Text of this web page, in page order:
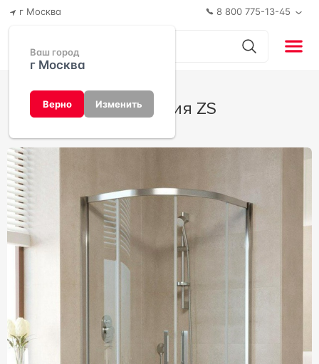
г Москва
Ваш город
г Москва
Верно Изменить
8 800 775-13-45
Коллекция ZS